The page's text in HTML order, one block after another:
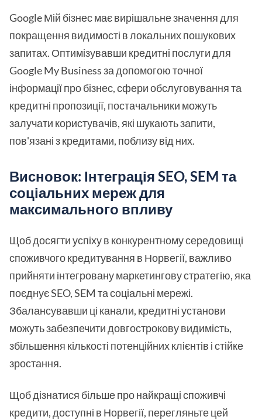
Google Мій бізнес має вирішальне значення для
покращення видимості в локальних пошукових
запитах. Оптимізувавши кредитні послуги для
Google My Business за допомогою точної
інформації про бізнес, сфери обслуговування та
кредитні пропозиції, постачальники можуть
залучати користувачів, які шукають запити,
пов'язані з кредитами, поблизу від них.
Висновок: Інтеграція SEO, SEM та
соціальних мереж для
максимального впливу
Щоб досягти успіху в конкурентному середовищі
споживчого кредитування в Норвегії, важливо
прийняти інтегровану маркетингову стратегію, яка
поєднує SEO, SEM та соціальні мережі.
Збалансувавши ці канали, кредитні установи
можуть забезпечити довгострокову видимість,
збільшення кількості потенційних клієнтів і стійке
зростання.
Щоб дізнатися більше про найкращі споживчі
кредити, доступні в Норвегії, перегляньте цей